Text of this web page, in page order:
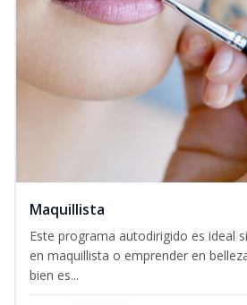
Maquillista
Este programa autodirigido es ideal
en maquillista o emprender en
bien es...